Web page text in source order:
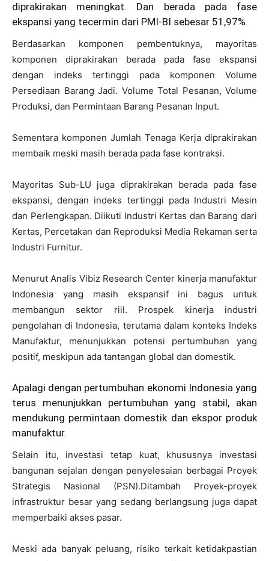
diprakirakan meningkat. Dan berada pada fase
ekspansi yang tecermin dari PMI-BI sebesar 51,97%.
Berdasarkan komponen pembentuknya, mayoritas
komponen diprakirakan berada pada fase ekspansi
dengan indeks tertinggi pada komponen Volume
Persediaan Barang Jadi. Volume Total Pesanan, Volume
Produksi, dan Permintaan Barang Pesanan Input.
Sementara komponen Jumlah Tenaga Kerja diprakirakan
membaik meski masih berada pada fase kontraksi.
Mayoritas Sub-LU juga diprakirakan berada pada fase
ekspansi, dengan indeks tertinggi pada Industri Mesin
dan Perlengkapan. Diikuti Industri Kertas dan Barang dari
Kertas, Percetakan dan Reproduksi Media Rekaman serta
Industri Furnitur.
Menurut Analis Vibiz Research Center kinerja manufaktur
Indonesia yang masih ekspansif ini bagus untuk
membangun sektor riil. Prospek kinerja industri
pengolahan di Indonesia, terutama dalam konteks Indeks
Manufaktur, menunjukkan potensi pertumbuhan yang
positif, meskipun ada tantangan global dan domestik.
Apalagi dengan pertumbuhan ekonomi Indonesia yang
terus menunjukkan pertumbuhan yang stabil, akan
mendukung permintaan domestik dan ekspor produk
manufaktur.
Selain itu, investasi tetap kuat, khususnya investasi
bangunan sejalan dengan penyelesaian berbagai Proyek
Strategis Nasional (PSN).Ditambah Proyek-proyek
infrastruktur besar yang sedang berlangsung juga dapat
memperbaiki akses pasar.
Meski ada banyak peluang, risiko terkait ketidakpastian